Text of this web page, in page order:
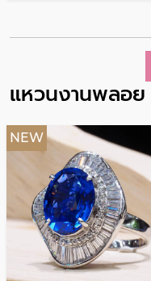
฿ 29,000
แหวนงานพลอย